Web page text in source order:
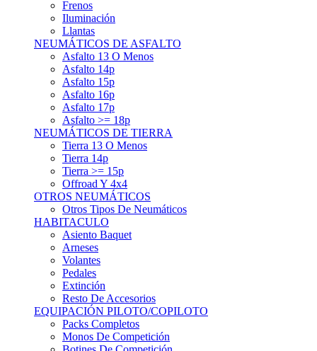
Llantas
NEUMÁTICOS DE ASFALTO
Asfalto 13 O Menos
Asfalto 14p
Asfalto 15p
Asfalto 16p
Asfalto 17p
Asfalto >= 18p
NEUMÁTICOS DE TIERRA
Tierra 13 O Menos
Tierra 14p
Tierra >= 15p
Offroad Y 4x4
OTROS NEUMÁTICOS
Otros Tipos De Neumáticos
HABITACULO
Asiento Baquet
Arneses
Volantes
Pedales
Extinción
Resto De Accesorios
EQUIPACIÓN PILOTO/COPILOTO
Packs Completos
Monos De Competición
Botines De Competición
Guantes